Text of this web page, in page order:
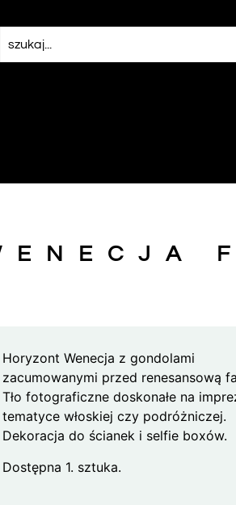
Horyzont Wenecja z gondolami
zacumowanymi przed renesansową
Tło fotograficzne doskonałe na
tematyce włoskiej czy podróżniczej.
Dekoracja do ścianek i selfie boxów.
Dostępna 1. sztuka.